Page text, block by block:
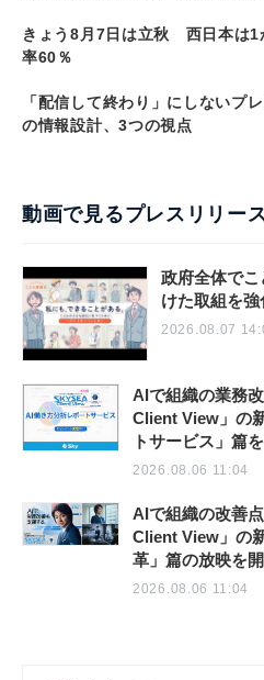
きょう8月7日は立秋 西日本は1
率60％
「配信して終わり」にしないプ
の情報設計、3つの視点
動画で見るプレスリリー
政府全体で
けた取組を
2026.08.07
AIで組織の業務
Client View」の
トサービス」篇
2026.08.06 11:04
AIで組織の改善
Client View」の
革」篇の放映を
2026.08.06 11:04